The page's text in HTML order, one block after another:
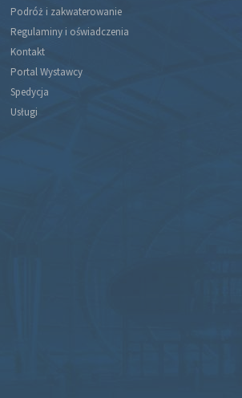
Podróż i zakwaterowanie
Regulaminy i oświadczenia
Kontakt
Portal Wystawcy
Spedycja
Usługi